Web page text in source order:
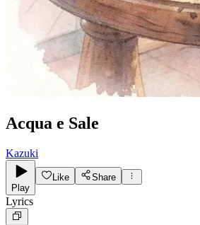
Acqua e Sale
Kazuki
Play
Like Share
Lyrics